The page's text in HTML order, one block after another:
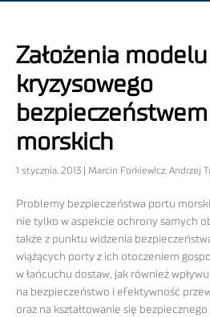
Założenia
kryzysowego
morskich
1 stycznia, 2013 | Marcin Forkiewicz, Andrzej
Problemy bezpieczeństwa portu
nie tylko w aspekcie ochrony samych
także z punktu widzenia
wiążących porty z ich otoczeniem
w łańcuchu dostaw, jak również
na bezpieczeństwo i efektywność
oraz na kształtowanie się